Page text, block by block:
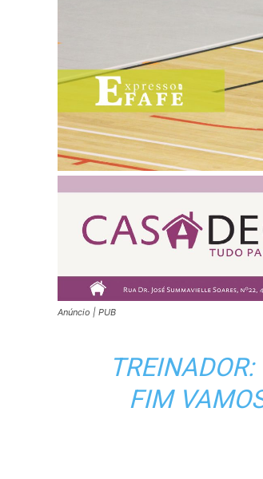
Anúncio | PUB
FIM